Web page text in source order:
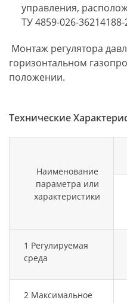
управления,
ТУ 4859-026-36214188-
Монтаж регулятора
горизонтальном
положении.
Технические
Наименование
параметра или
характеристики
1 Регулируемая
среда
2 Максимальное